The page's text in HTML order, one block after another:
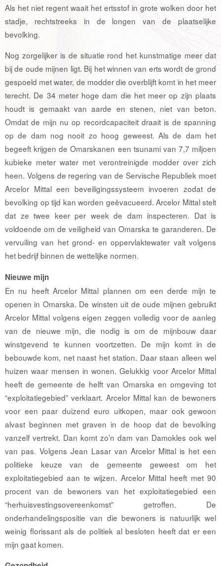
Als het niet regent waait het ertsstof in grote wolken door het
stadje, rechtstreeks in de longen van de plaatselijke
bevolking.
Nog zorgelijker is de situatie rond het kunstmatige meer dat
bij de oude mijnen ligt. Bij het winnen van erts wordt de grond
gespoeld met water, de modder die overblijft komt in het meer
terecht. De 34 meter hoge dam die het meer op zijn plaats
houdt is gemaakt van aarde en stenen, niet van beton.
Omdat de mijn nu op recordcapaciteit draait is de spanning
op de dam nog nooit zo hoog geweest. Als de dam het
begeeft krijgen de Omarskanen een tsunami van 7,7 miljoen
kubieke meter water met verontreinigde modder over zich
heen. Volgens de regering van de Servische Republiek moet
Arcelor Mittal een beveiligingssysteem invoeren zodat de
bevolking op tijd kan worden geëvacueerd. Arcelor Mittal stelt
dat ze twee keer per week de dam inspecteren. Dat is
voldoende om de veiligheid van Omarska te garanderen. De
vervuiling van het grond- en oppervlaktewater valt volgens
het bedrijf binnen de wettelijke normen.
Nieuwe mijn
En nu heeft Arcelor Mittal plannen om een derde mijn te
openen in Omarska. De winsten uit de oude mijnen gebruikt
Arcelor Mittal volgens eigen zeggen volledig voor de aanleg
van de nieuwe mijn, die nodig is om de mijnbouw daar
winstgevend te kunnen voortzetten. De mijn komt in de
bebouwde kom, net naast het station. Daar staan alleen wel
huizen waar mensen in wonen. Gelukkig voor Arcelor Mittal
heeft de gemeente de helft van Omarska en omgeving tot
“exploitatiegebied” verklaart. Arcelor Mittal kan de bewoners
voor een paar duizend euro uitkopen, maar ook gewoon
alvast beginnen met graven in de hoop dat de bevolking
vanzelf vertrekt. Dan komt zo’n dam van Damokles ook wel
van pas. Volgens Jean Lasar van Arcelor Mittal is het een
politieke keuze van de gemeente geweest om het
exploitatiegebied aan te wijzen. Arcelor Mittal heeft met 90
procent van de bewoners van het exploitatiegebied een
“herhuisvestingsovereenkomst” getroffen. De
onderhandelingspositie van die bewoners is natuurlijk wel
weinig ﬂorissant als de politiek al besloten heeft dat er een
mijn gaat komen.